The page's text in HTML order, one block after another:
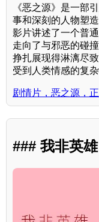
《恶之源》是一部
事和深刻的人物塑
影片讲述了一个普
走向了与邪恶的碰
挣扎展现得淋漓尽
受到人类情感的复杂
剧情片，恶之源，
### 我非英雄